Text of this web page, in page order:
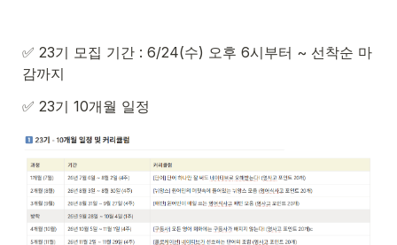
✅ 23기 모집 기간 : 6/24(수) 오후 6시부터 ~ 선착순 마
감까지
✅ 23기 10개월 일정